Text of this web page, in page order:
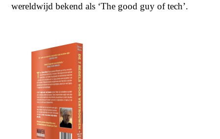
wereldwijd bekend als ‘The good guy of tech’.